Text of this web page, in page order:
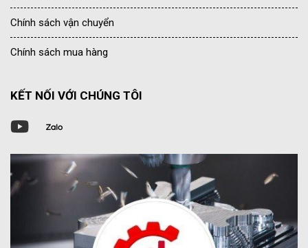
Chính sách vận chuyển
Chính sách mua hàng
KẾT NỐI VỚI CHÚNG TÔI